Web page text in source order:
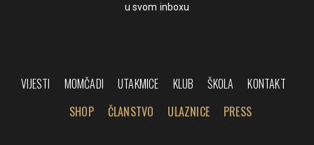
u svom inboxu
VIJESTI MOMČADI UTAKMICE KLUB ŠKOLA
KONTAKT
SHOP
ČLANSTVO ULAZNICE PRESS